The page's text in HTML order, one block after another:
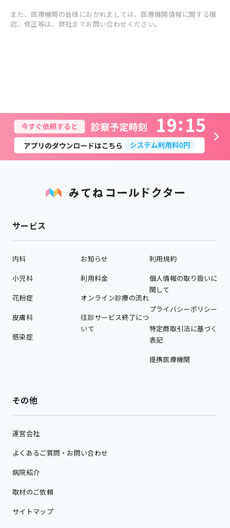
また、医療機関の皆様におかれましては、医療機関情報に関する確
認、修正等は、弊社までお問い合わせください。
19 15
サービス
内科
小児科
花粉症
皮膚科
感染症
お知らせ
利用料金
オンライン診療の流れ
往診サービス終了につ
いて
利用規約
個人情報の取り扱いに
関して
プライバシーポリシー
特定商取引法に基づく
表記
提携医療機関
その他
運営会社
よくあるご質問・お問い合わせ
病院紹介
取材のご依頼
サイトマップ